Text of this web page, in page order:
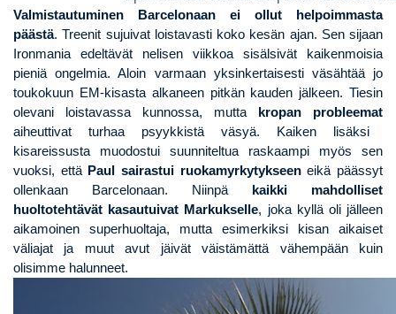
Valmistautuminen Barcelonaan ei ollut helpoimmasta
päästä.Treenit sujuivat loistavasti koko kesän ajan. Sensijaan
Ironmania edeltävät nelisen viikkoa sisälsivät kaikenmoisia
pieniä ongelmia. Aloin varmaan yksinkertaisesti väsähtää jo
toukokuun EM-kisastaalkaneen pitkän kauden jälkeen. Tiesin
olevani loistavassa kunnossa, mutta
kropan probleemat
aiheuttivat turhaa psyykkistä väsyä. Kaiken lisäksi
kisareissusta muodostui suunniteltua raskaampi myös sen
vuoksi, että Paul sairastui ruokamyrkytykseeneikä päässyt
ollenkaan Barcelonaan. Niinpä
kaikki mahdolliset
huoltotehtävät kasautuivat Markukselle, joka kyllä oli jälleen
aikamoinen superhuoltaja, mutta esimerkiksi kisan aikaiset
väliajat ja muut avut jäivät väistämättä vähempään kuin
olisimme halunneet.